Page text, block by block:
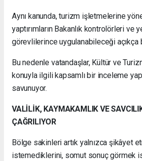
Aynı kanunda, turizm işletmelerine
yaptırımların Bakanlık kontrolörleri ve
görevlilerince uygulanabileceği açıkça
Bu nedenle vatandaşlar, Kültür ve
konuyla ilgili kapsamlı bir inceleme
savunuyor.
VALİLİK, KAYMAKAMLIK VE
ÇAĞRILIYOR
Bölge sakinleri artık yalnızca şikâyet
istemediklerini, somut sonuç görmek